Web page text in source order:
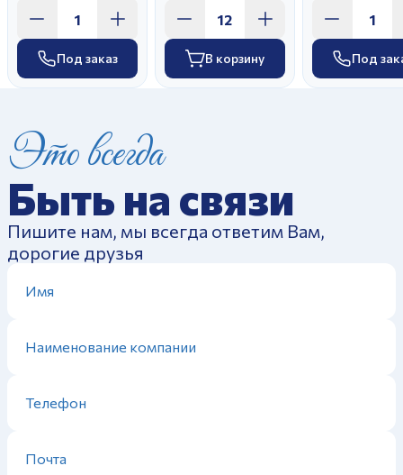
Под заказ В корзину Под
Это всегда
Быть на связи
Пишите нам, мы всегда ответим Вам,
дорогие друзья